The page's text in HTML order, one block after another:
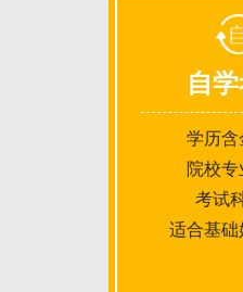
自
学历含
院校
考试
适合基础